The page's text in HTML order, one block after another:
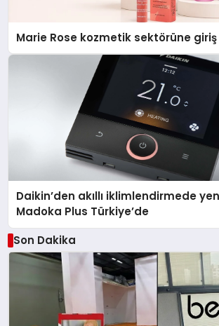
Marie Rose kozmetik sektörüne giriş
Daikin’den akıllı iklimlendirmede
Madoka Plus Türkiye’de
Son Dakika